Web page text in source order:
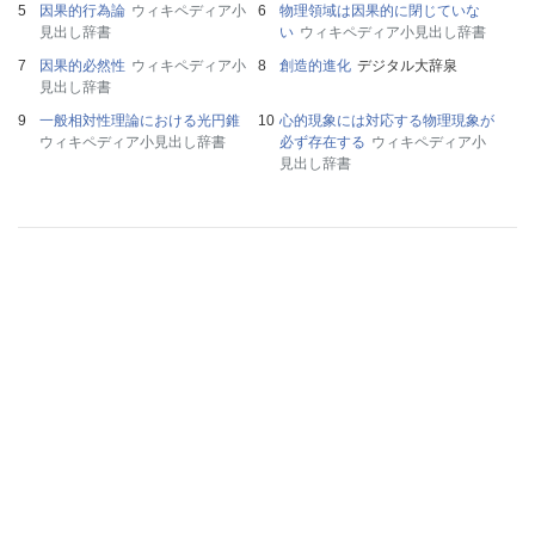
因果的行為論 ウィキペディア小
見出し辞書
物理領域は因果的に閉じていな
い ウィキペディア小見出し辞書
因果的必然性 ウィキペディア小
見出し辞書
創造的進化 デジタル大辞泉
一般相対性理論における光円錐
ウィキペディア小見出し辞書
心的現象には対応する物理現象が
必ず存在する ウィキペディア小
見出し辞書